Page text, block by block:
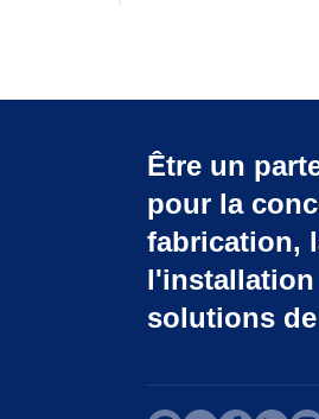
Être un
pour la
fabrication,
l'installation
solutions